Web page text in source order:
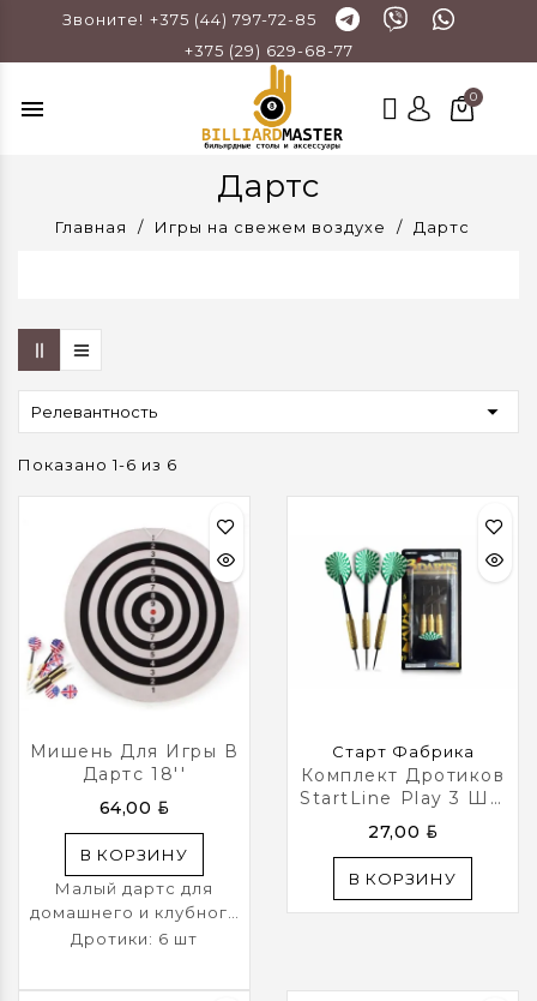
Звоните! +375 (44) 797-72-85
+375 (29) 629-68-77
menu
Дартс
Главная Игры на свежем воздухе Дартс
Релевантность 
Показано 1-6 из 6
Мишень Для Игры В
Дартс 18''
64,00 BYN
В КОРЗИНУ
Малый дартс для
домашнего и клубного
использования.
см. Дартс
Дротики: 6 шт
Старт Фабрика
Комплект Дротиков
StartLine Play 3 Шт.
В Индивидуальном
Чехле 21 Гр.
27,00 BYN
В КОРЗИНУ